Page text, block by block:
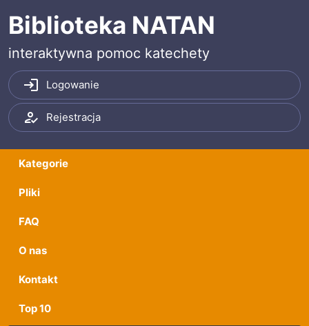
Przeskocz do treści
Przeskocz do menu
Biblioteka NATAN
interaktywna pomoc katechety
Logowanie
Rejestracja
Kategorie
Pliki
FAQ
O nas
Kontakt
Top 10